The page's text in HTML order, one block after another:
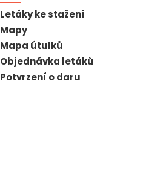
Letáky ke stažení
Mapy
Mapa útulků
Objednávka letáků
Potvrzení o daru